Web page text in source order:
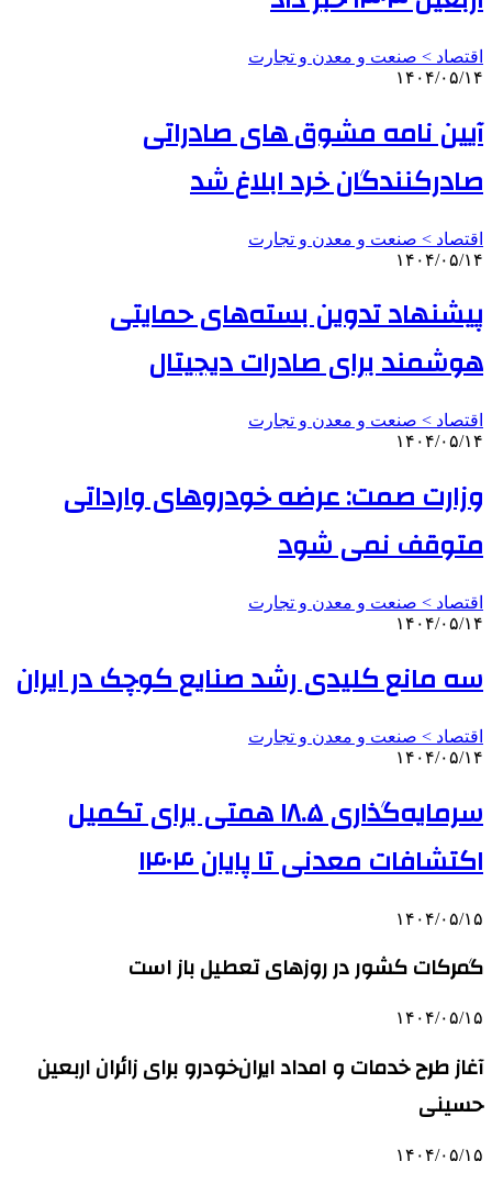
اقتصاد > صنعت و معدن و تجارت
۱۴۰۴/۰۵/۱۴
آیین نامه مشوق های صادراتی
صادرکنندگان خرد ابلاغ شد
اقتصاد > صنعت و معدن و تجارت
۱۴۰۴/۰۵/۱۴
پیشنهاد تدوین بسته‌های حمایتی
هوشمند برای صادرات دیجیتال
اقتصاد > صنعت و معدن و تجارت
۱۴۰۴/۰۵/۱۴
وزارت صمت: عرضه خودروهای وارداتی
متوقف نمی شود
اقتصاد > صنعت و معدن و تجارت
۱۴۰۴/۰۵/۱۴
سه مانع کلیدی رشد صنایع کوچک در ایران
اقتصاد > صنعت و معدن و تجارت
۱۴۰۴/۰۵/۱۴
سرمایه‌گذاری ۱۸.۵ همتی برای تکمیل
اکتشافات معدنی تا پایان ۱۴۰۴
۱۴۰۴/۰۵/۱۵
گمرکات کشور در روزهای تعطیل باز است
۱۴۰۴/۰۵/۱۵
آغاز طرح خدمات و امداد ایران‌خودرو برای زائران اربعین
حسینی
۱۴۰۴/۰۵/۱۵